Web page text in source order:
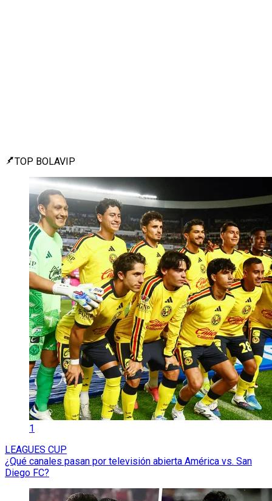
TOP BOLAVIP
1
LEAGUES CUP
¿Qué canales pasan por televisión abierta América vs. San
Diego FC?